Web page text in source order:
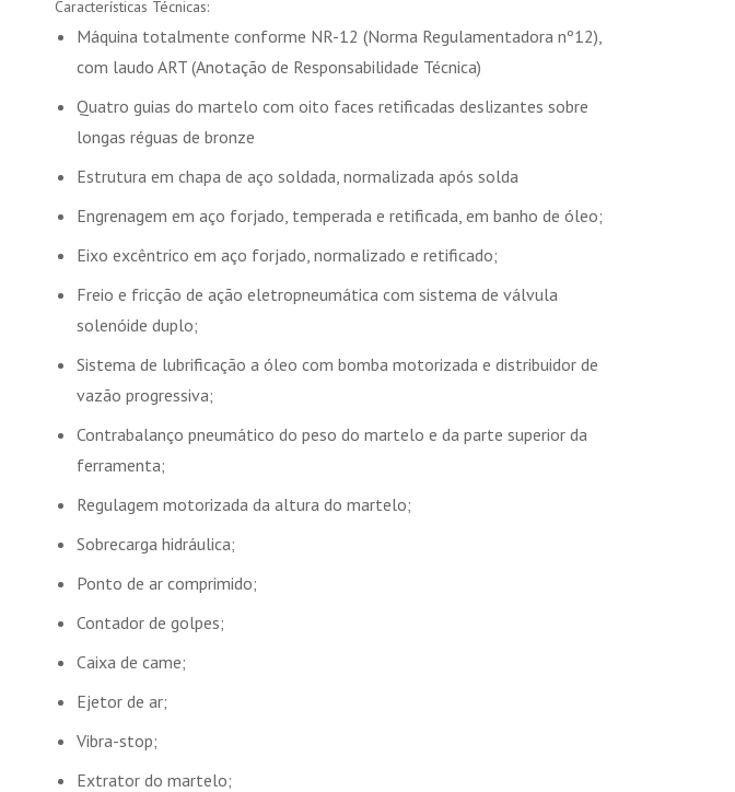
Características Técnicas:
Máquina totalmente conforme NR-12 (Norma Regulamentadora nº12),
com laudo ART (Anotação de Responsabilidade Técnica)
Quatro guias do martelo com oito faces retificadas deslizantes sobre
longas réguas de bronze
Estrutura em chapa de aço soldada, normalizada após solda
Engrenagem em aço forjado, temperada e retificada, em banho de óleo;
Eixo excêntrico em aço forjado, normalizado e retificado;
Freio e fricção de ação eletropneumática com sistema de válvula
solenóide duplo;
Sistema de lubrificação a óleo com bomba motorizada e distribuidor de
vazão progressiva;
Contrabalanço pneumático do peso do martelo e da parte superior da
ferramenta;
Regulagem motorizada da altura do martelo;
Sobrecarga hidráulica;
Ponto de ar comprimido;
Contador de golpes;
Caixa de came;
Ejetor de ar;
Vibra-stop;
Extrator do martelo;